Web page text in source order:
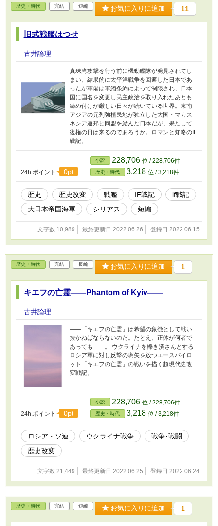
歴史・時代 完結 短編 お気に入りに追加 11
旧式戦艦はつせ
古井論理
真珠湾攻撃を行う前に機動艦隊が発見されてし
まい、結果的に太平洋戦争を回避した日本であ
ったが軍備は軍縮条約によって制限され、日本
国に国名を変更し民主政治を取り入れたあとも
締め付けが厳しい日々が続いている世界。東南
アジアの元列強植民地が独立した大国・マカス
ネシア連邦と同盟を結んだ日本だが、果たして
復権の日は来るのであろうか。ロマンと知略のIF
戦記。
24h.ポイント 0pt
小説 228,706 位 / 228,706件
歴史・時代 3,218 位 / 3,218件
歴史 歴史改変 戦艦 IF戦記
if戦記
大日本帝国海軍
シリアス 短編
文字数 10,989 最終更新日 2022.06.26 登録日 2022.06.15
歴史・時代 完結 長編 お気に入りに追加 1
キエフの亡霊――Phantom of Kyiv――
古井論理
――「キエフの亡霊」は希望の象徴として戦い
抜かねばならないのだ。たとえ、正体が何者で
あっても――。 ウクライナを轢き潰さんとする
ロシア軍に対し反撃の嚆矢を放つエースパイロ
ット「キエフの亡霊」の戦いを描く超現代史改
変戦記。
24h.ポイント 0pt
小説 228,706 位 / 228,706件
歴史・時代 3,218 位 / 3,218件
ロシア・ソ連 ウクライナ戦争
戦争･戦闘
歴史改変
文字数 21,449 最終更新日 2022.06.25 登録日 2022.06.24
歴史・時代 完結 短編 お気に入りに追加 1